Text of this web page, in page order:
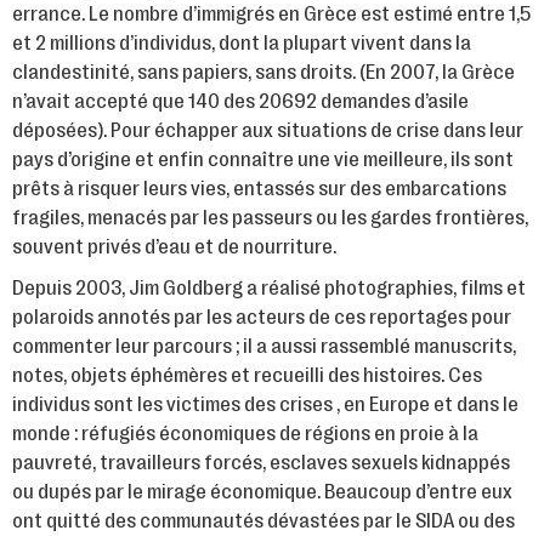
errance. Le nombre d’immigrés en Grèce est estimé entre 1,5
et 2 millions d’individus, dont la plupart vivent dans la
clandestinité, sans papiers, sans droits. (En 2007, la Grèce
n’avait accepté que 140 des 20692 demandes d’asile
déposées). Pour échapper aux situations de crise dans leur
pays d’origine et enfin connaître une vie meilleure, ils sont
prêts à risquer leurs vies, entassés sur des embarcations
fragiles, menacés par les passeurs ou les gardes frontières,
souvent privés d’eau et de nourriture.
Depuis 2003, Jim Goldberg a réalisé photographies, films et
polaroids annotés par les acteurs de ces reportages pour
commenter leur parcours ; il a aussi rassemblé manuscrits,
notes, objets éphémères et recueilli des histoires. Ces
individus sont les victimes des crises , en Europe et dans le
monde : réfugiés économiques de régions en proie à la
pauvreté, travailleurs forcés, esclaves sexuels kidnappés
ou dupés par le mirage économique. Beaucoup d’entre eux
ont quitté des communautés dévastées par le SIDA ou des